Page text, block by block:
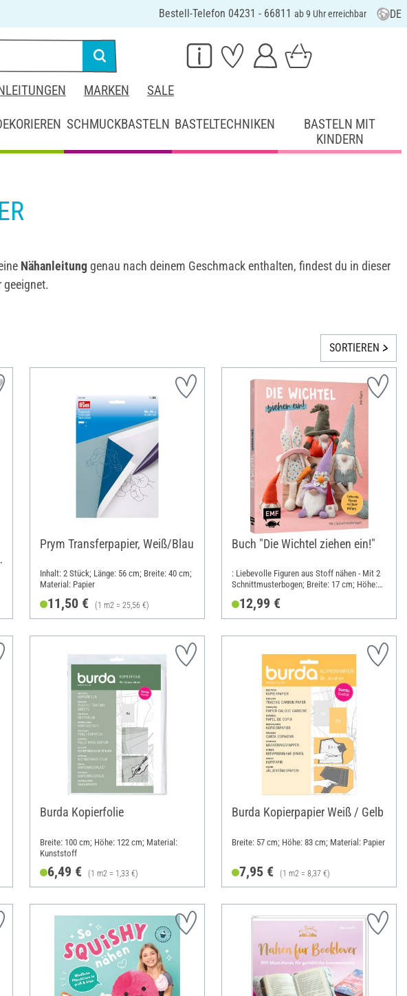
Bestell-Telefon 04231 - 66811 ab 9 Uhr erreichbar DE
MARKEN SALE
SCHMUCKBASTELN BASTELTECHNIKEN
BASTELN MIT
KINDERN
Nähanleitunggenau nach deinem Geschmack enthalten, findest du in dieser
SORTIEREN
Prym Transferpapier, Weiß/Blau
Inhalt: 2 Stück; Länge: 56 cm; Breite: 40 cm;
Material: Papier
11,50 € (1 m2 = 25,56 €)
Buch "Die Wichtel ziehen ein!"
: Liebevolle Figuren aus Stoff nähen - Mit 2
Schnittmusterbogen; Breite: 17 cm; Höhe:
12,99 €
Burda Kopierfolie
Breite: 100 cm; Höhe: 122 cm; Material:
Kunststoff
6,49 € (1 m2 = 1,33 €)
Burda Kopierpapier Weiß / Gelb
Breite: 57 cm; Höhe: 83 cm; Material: Papier
7,95 € (1 m2 = 8,37 €)